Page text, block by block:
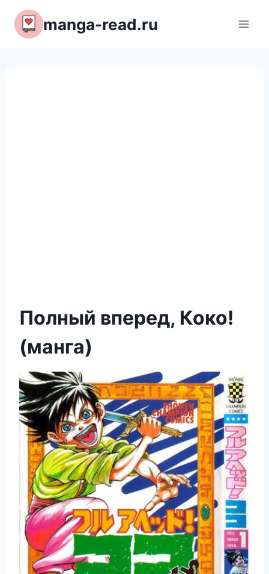
Перейти
содержимому
manga-read.ru
Полный вперед, Коко!
(манга)